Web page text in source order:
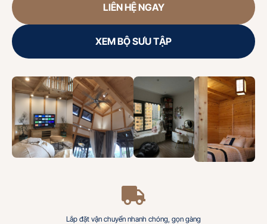
LIÊN HỆ NGAY
XEM BỘ SƯU TẬP
Lắp đặt vận chuyển nhanh chóng, gọn gàng